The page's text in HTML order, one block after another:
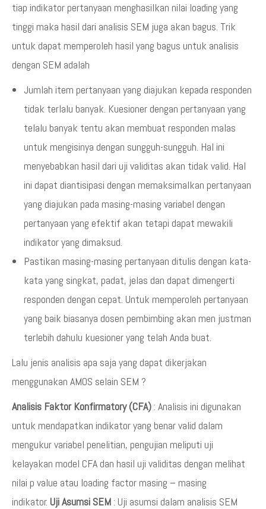
tiap indikator pertanyaan menghasilkan nilai loading yang
tinggi maka hasil dari analisis SEM juga akan bagus. Trik
untuk dapat memperoleh hasil yang bagus untuk analisis
dengan SEM adalah
Jumlah item pertanyaan yang diajukan kepada responden
tidak terlalu banyak. Kuesioner dengan pertanyaan yang
telalu banyak tentu akan membuat responden malas
untuk mengisinya dengan sungguh-sungguh. Hal ini
menyebabkan hasil dari uji validitas akan tidak valid. Hal
ini dapat diantisipasi dengan memaksimalkan pertanyaan
yang diajukan pada masing-masing variabel dengan
pertanyaan yang efektif akan tetapi dapat mewakili
indikator yang dimaksud.
Pastikan masing-masing pertanyaan ditulis dengan kata-
kata yang singkat, padat, jelas dan dapat dimengerti
responden dengan cepat. Untuk memperoleh pertanyaan
yang baik biasanya dosen pembimbing akan men justman
terlebih dahulu kuesioner yang telah Anda buat.
Lalu jenis analisis apa saja yang dapat dikerjakan
menggunakan AMOS selain SEM ?
Analisis Faktor Konfirmatory (CFA) : Analisis ini digunakan
untuk mendapatkan indikator yang benar valid dalam
mengukur variabel penelitian, pengujian meliputi uji
kelayakan model CFA dan hasil uji validitas dengan melihat
nilai p value atau loading factor masing – masing
indikator. Uji Asumsi SEM : Uji asumsi dalam analisis SEM